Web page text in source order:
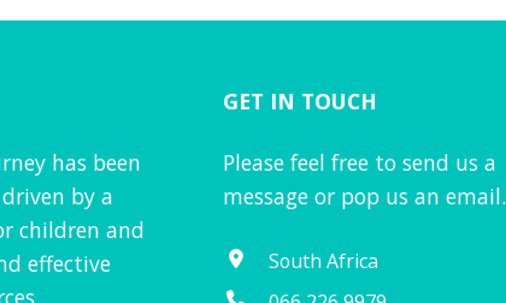
has been
by a
children and
effective
GET IN TOUCH
Please feel free to send us a
message or pop us an email.
South Africa